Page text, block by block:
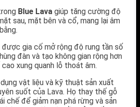
Blue Lava giúp tăng cường độ
sau, mặt bên và cổ, mang lại âm
gia cố mở rộng độ rung tần số
đàn và tạo không gian rộng hơn
xung quanh lỗ thoát âm.
vật liệu và kỹ thuật sản xuất
suốt của Lava. Họ thay thế gỗ
chế để giảm nạn phá rừng và sản